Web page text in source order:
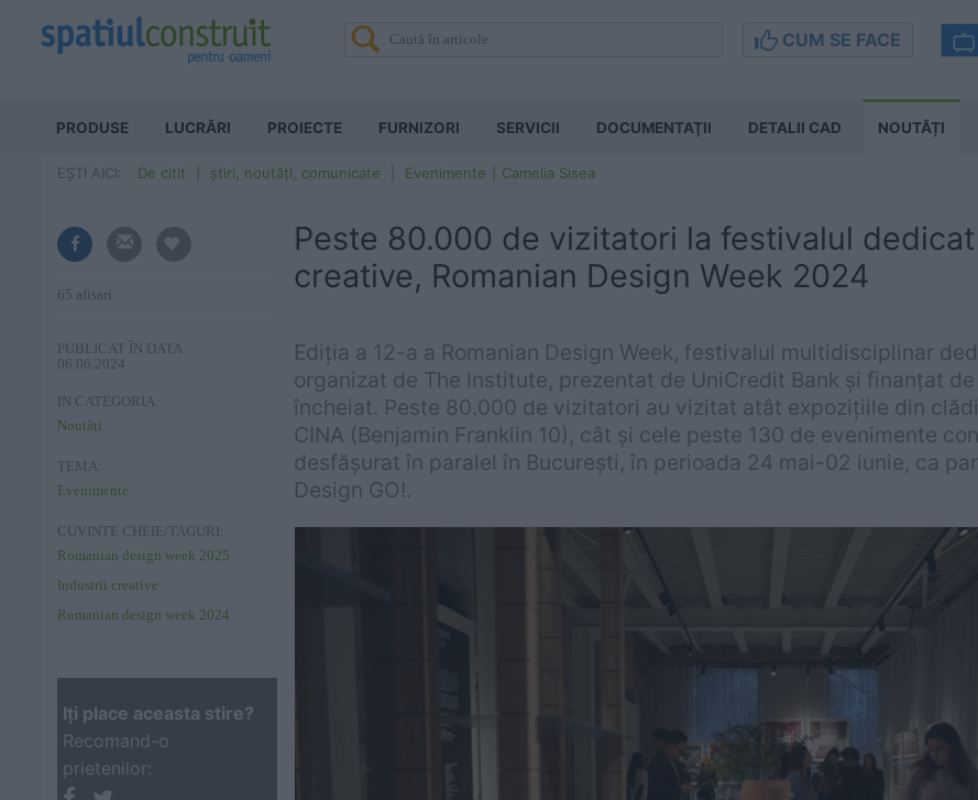
CUM SE FACE
PRODUSE LUCRĂRI PROIECTE FURNIZORI SERVICII DOCUMENTAŢII DETALII CAD NOUTĂȚI
EȘTI AICI: De citit știri, noutăți, comunicate Evenimente Camelia Sisea
65 afisari
PUBLICAT ÎN DATA:
06.06.2024
IN CATEGORIA:
Noutăți
TEMA:
Evenimente
CUVINTE CHEIE/TAGURI:
Romanian design week 2025
Industrii creative
Romanian design week 2024
Iţi place aceasta stire?
Recomand-o
prietenilor:
Peste 80.000 de vizitatori la festivalul
creative, Romanian Design Week 2024
Ediția a 12-a a Romanian Design Week, festivalul multidisciplinar
organizat de The Institute, prezentat de UniCredit Bank și finanțat
încheiat. Peste 80.000 de vizitatori au vizitat atât expozițiile din
CINA (Benjamin Franklin 10), cât și cele peste 130 de evenimente
desfășurat în paralel în București, în perioada 24 mai-02 iunie, ca
Design GO!.